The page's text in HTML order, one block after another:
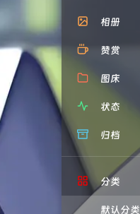
相册
赞赏
图床
状态
归档
分类
默认分类